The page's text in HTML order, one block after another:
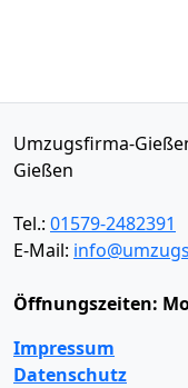
Umzugsfirma-
Gießen
Tel.: 01579-2482391
E-Mail:
Öffnungszeiten:
Impressum
Datenschutz